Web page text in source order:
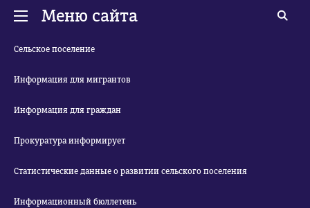
Меню сайта
Сельское поселение
Информация для мигрантов
Информация для граждан
Прокуратура информирует
Статистические данные о развитии сельского поселения
Информационный бюллетень